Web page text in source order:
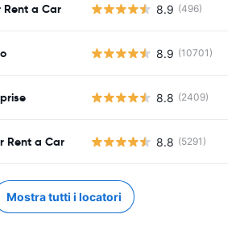
Rent a Car 8.9 (496)
8.9 (10701)
8.8 (2409)
Rent a Car 8.8 (5291)
Mostra tutti i locatori